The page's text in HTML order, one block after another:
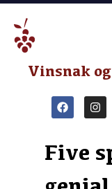
Vinsnak
Five